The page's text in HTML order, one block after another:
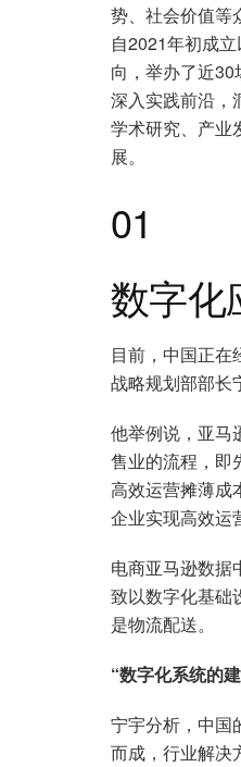
势、社会价值等
自2021年初成
向，举办了近30
深入实践前沿，
学术研究、产业
展。
01
数字化
目前，中国正
战略规划部部长
他举例说，亚马
售业的流程，即
高效运营摊薄成
企业实现高效运
电商亚马逊数据
致以数字化基础
是物流配送。
“数字化系统的
宁宇分析，中国
而成，行业解决